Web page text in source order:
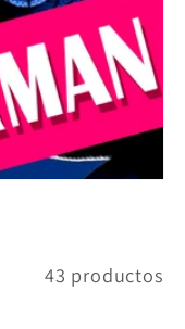
43 productos